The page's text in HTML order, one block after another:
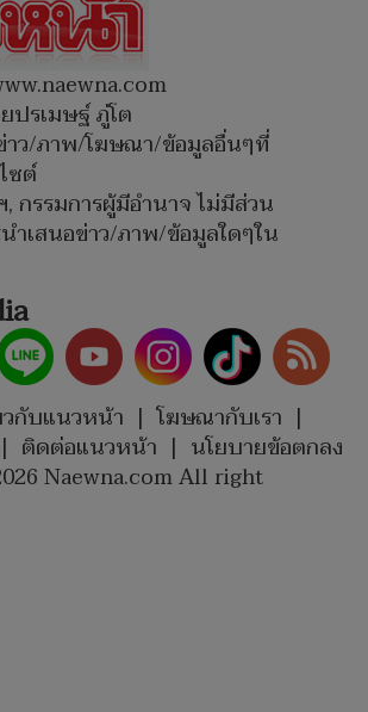
ปรเมษฐ์ ภู่โต
ว/ภาพ/โฆษณา/ข้อมูลอื่นๆที่
ซต์
กรรมการผู้มีอำนาจ ไม่มีส่วน
ำเสนอข่าว/ภาพ/ข้อมูลใดๆใน
วกับแนวหน้า | โฆษณากับเรา |
| ติดต่อแนวหน้า | นโยบายข้อตกลง
Naewna.com All right